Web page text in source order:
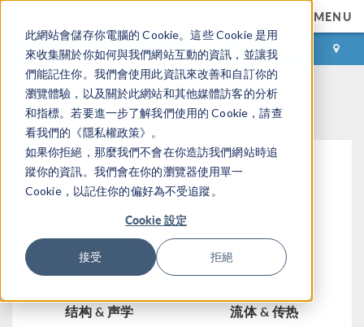
此網站會儲存你電腦的 Cookie。這些 Cookie 是用
來收集關於你如何與我們網站互動的資訊，並讓我
們能記住你。我們會使用此資訊來改善和自訂你的
瀏覽體驗，以及關於此網站和其他媒體訪客的分析
和指標。若要進一步了解我們使用的 Cookie，請查
看我們的《隱私權政策》。
如果你拒絕，那麼我們不會在你造訪我們網站時追
蹤你的資訊。我們會在你的瀏覽器使用單一
Cookie，以記住你的偏好為不受追蹤。
Cookie 設定
接受 拒絕
MENU
登录 咨询与购买
活动
仿真流程
结构 & 声学 流体 & 传热